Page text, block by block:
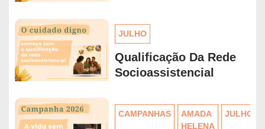
JULHO
Qualificação Da Rede
Socioassistencial
CAMPANHAS
AMADA
HELENA
JULHO